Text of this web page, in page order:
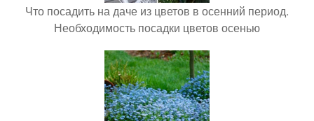
Что посадить на даче из цветов в осенний период.
Необходимость посадки цветов осенью